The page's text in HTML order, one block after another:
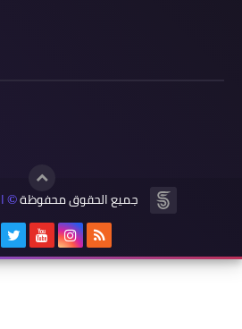
جميع الحقوق محفوظة©